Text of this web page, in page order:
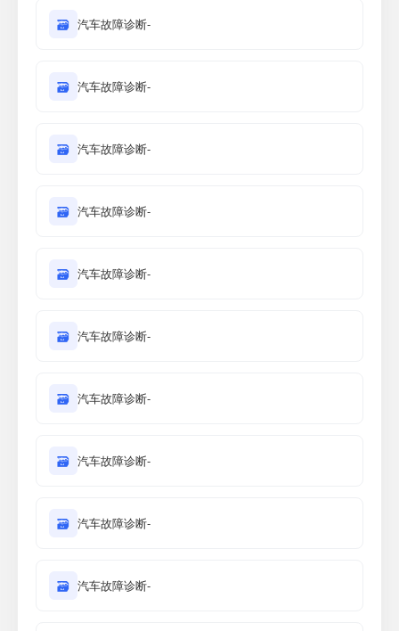
🗃 汽车故障诊断-
🗃 汽车故障诊断-
🗃 汽车故障诊断-
🗃 汽车故障诊断-
🗃 汽车故障诊断-
🗃 汽车故障诊断-
🗃 汽车故障诊断-
🗃 汽车故障诊断-
🗃 汽车故障诊断-
🗃 汽车故障诊断-